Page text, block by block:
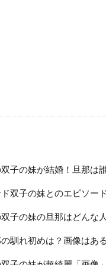
子の妹が結婚！旦那は
双子の妹とのエピソー
子の妹の旦那はどんな
馴れ初めは？画像はあ